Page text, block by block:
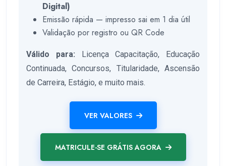
Digital)
Emissão rápida — impresso sai em 1 dia útil
Validação por registro ou QR Code
Válido para: Licença Capacitação, Educação
Continuada, Concursos, Titularidade, Ascensão
de Carreira, Estágio, e muito mais.
VER VALORES
MATRICULE-SE GRÁTIS AGORA